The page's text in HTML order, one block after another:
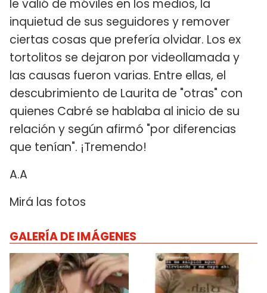
le valió de móviles en los medios, la
inquietud de sus seguidores y remover
ciertas cosas que prefería olvidar. Los ex
tortolitos se dejaron por videollamada y
las causas fueron varias. Entre ellas, el
descubrimiento de Laurita de "otras" con
quienes Cabré se hablaba al inicio de su
relación y según afirmó "por diferencias
que tenían". ¡Tremendo!
A.A
Mirá las fotos
GALERÍA DE IMÁGENES